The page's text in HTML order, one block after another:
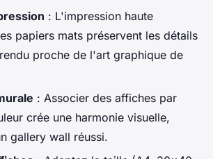
: L'impression haute
papiers mats préservent les détails
proche de l'art graphique de
: Associer des affiches par
crée une harmonie visuelle,
gallery wall réussi.